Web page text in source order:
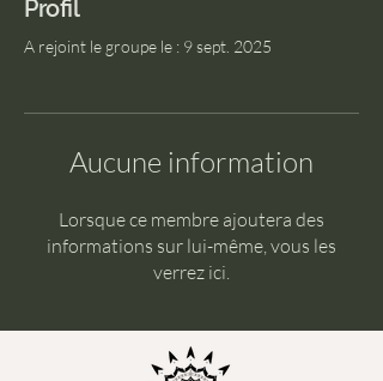
Profil
A rejoint le groupe le : 9 sept. 2025
Aucune information
Lorsque ce membre ajoutera des
informations sur lui-même, vous les
verrez ici.